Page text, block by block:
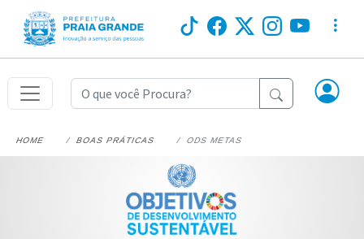
HOME BOAS PRÁTICAS ODS METAS